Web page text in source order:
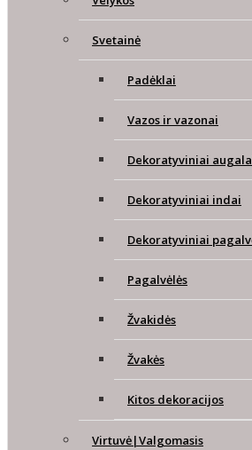
Svetainė
Padėklai
Vazos ir vazonai
Dekoratyviniai
Dekoratyviniai indai
Dekoratyviniai
Pagalvėlės
Žvakidės
Žvakės
Kitos dekoracijos
Virtuvė|Valgomasis